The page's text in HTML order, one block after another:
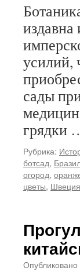
издавна
усилий,
сады
грядки
Рубрика:
ботсад,
огород,
цветы, Швеция
Опубликовано